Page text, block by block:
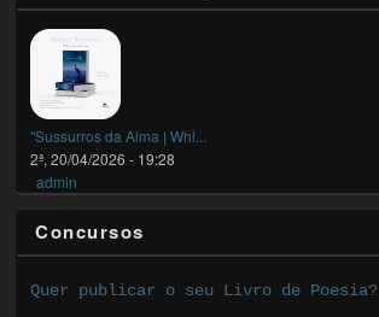
"Sussurros da Alma | Whi...
2ª, 20/04/2026 - 19:28
admin
Concursos
Quer publicar o seu Livro de Poesia?